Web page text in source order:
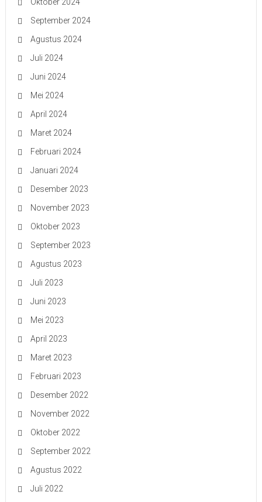
September 2024
Agustus 2024
Juli 2024
Juni 2024
Mei 2024
April 2024
Maret 2024
Februari 2024
Januari 2024
Desember 2023
November 2023
Oktober 2023
September 2023
Agustus 2023
Juli 2023
Juni 2023
Mei 2023
April 2023
Maret 2023
Februari 2023
Desember 2022
November 2022
Oktober 2022
September 2022
Agustus 2022
Juli 2022